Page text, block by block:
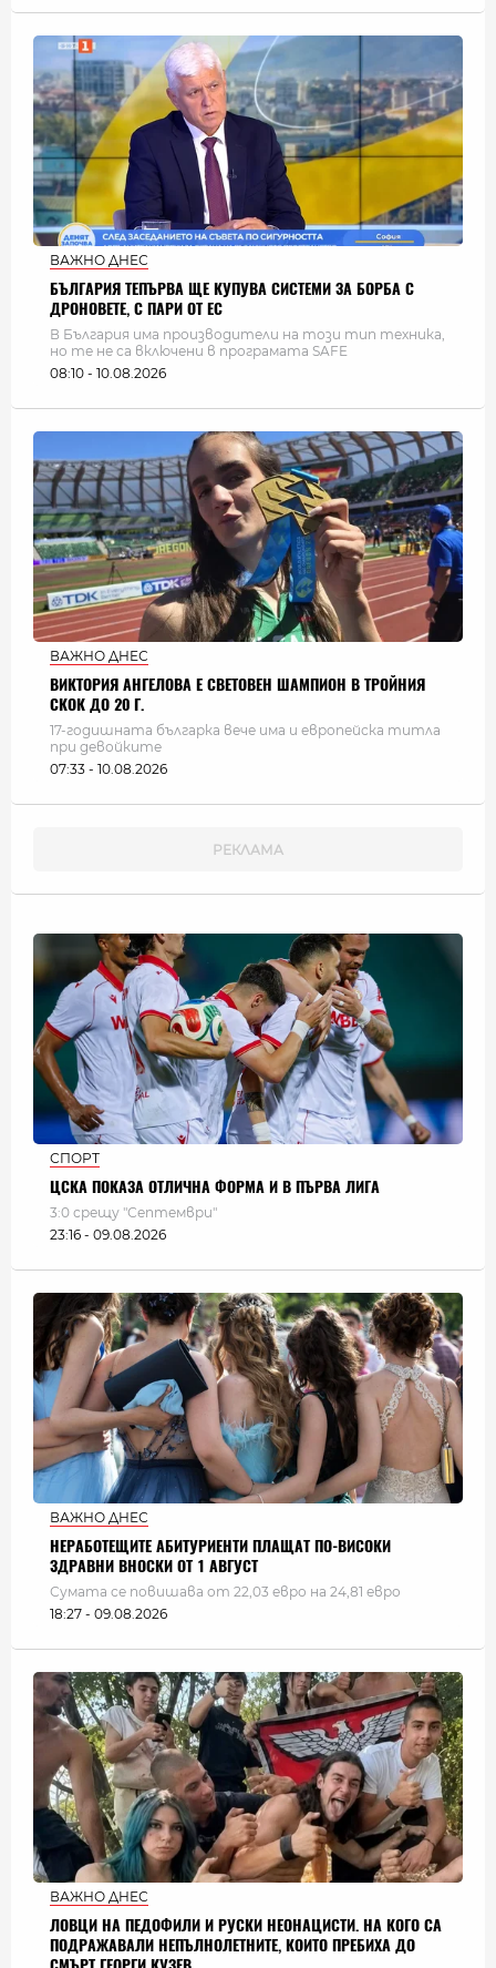
ВАЖНО ДНЕС
БЪЛГАРИЯ ТЕПЪРВА ЩЕ КУПУВА СИСТЕМИ ЗА БОРБА С
ДРОНОВЕТЕ, С ПАРИ ОТ ЕС
В България има производители на този тип техника,
но те не са включени в програмата SAFE
08:10 - 10.08.2026
ВАЖНО ДНЕС
ВИКТОРИЯ АНГЕЛОВА Е СВЕТОВЕН ШАМПИОН В ТРОЙНИЯ
СКОК ДО 20 Г.
17-годишната българка вече има и европейска титла
при девойките
07:33 - 10.08.2026
СПОРТ
ЦСКА ПОКАЗА ОТЛИЧНА ФОРМА И В ПЪРВА ЛИГА
3:0 срещу "Септември"
23:16 - 09.08.2026
ВАЖНО ДНЕС
НЕРАБОТЕЩИТЕ АБИТУРИЕНТИ ПЛАЩАТ ПО-ВИСОКИ
ЗДРАВНИ ВНОСКИ ОТ 1 АВГУСТ
Сумата се повишава от 22,03 евро на 24,81 евро
18:27 - 09.08.2026
ВАЖНО ДНЕС
ЛОВЦИ НА ПЕДОФИЛИ И РУСКИ НЕОНАЦИСТИ. НА КОГО СА
ПОДРАЖАВАЛИ НЕПЪЛНОЛЕТНИТЕ, КОИТО ПРЕБИХА ДО